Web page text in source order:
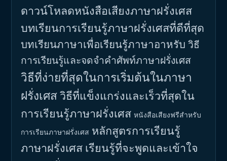
ดาวน์โหลดหนังสือเสียงภาษาฝรั่งเศส
บทเรียนการเรียนรู้ภาษาฝรั่งเศสที่ดีที่สุด
บทเรียนภาษาเพื่อเรียนรู้ภาษาอาหรับ วิธี
การเรียนรู้และจดจำคำศัพท์ภาษาฝรั่งเศส
วิธีที่ง่ายที่สุดในการเริ่มต้นในภาษา
ฝรั่งเศสวิธีที่แข็งแกร่งและเร็วที่สุดใน
การเรียนรู้ภาษาฝรั่งเศส หนังสือเสียงฟรีสำหรับ
การเรียนภาษาฝรั่งเศส หลักสูตรการเรียนรู้
ภาษาฝรั่งเศส เรียนรู้ที่จะพูดและเข้าใจ